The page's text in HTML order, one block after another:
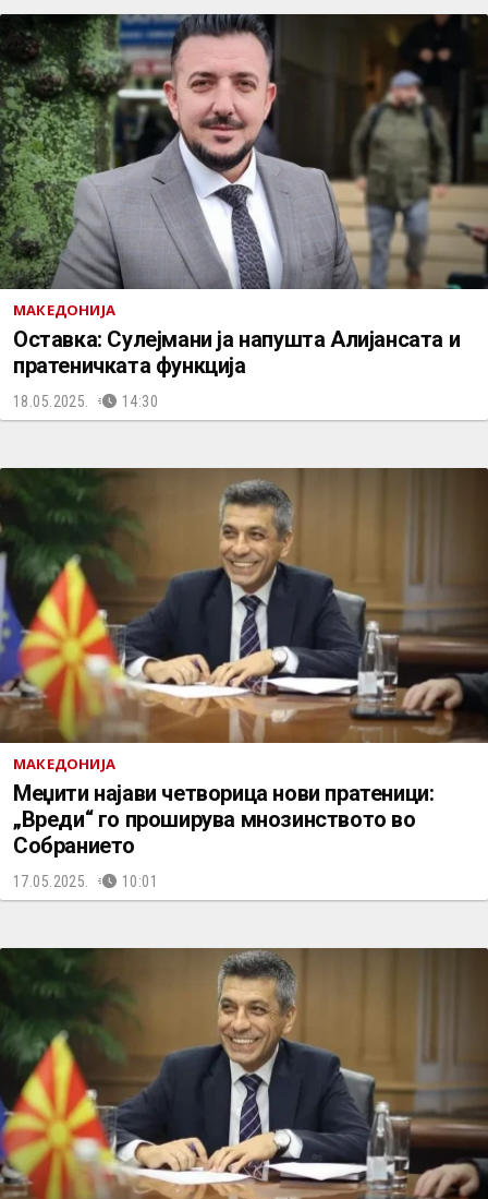
МАКЕДОНИЈА
Oставка: Сулејмани ја напушта Алијансата и
пратеничката функција
18.05.2025. 14:30
МАКЕДОНИЈА
Меџити најави четворица нови пратеници:
„Вреди“ го проширува мнозинството во
Собранието
17.05.2025. 10:01